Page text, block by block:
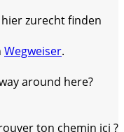
zurecht finden
Wegweiser.
around here?
ton chemin ici ?